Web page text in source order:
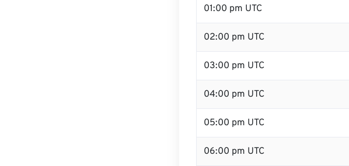
01:00 pm UTC
02:00 pm UTC
03:00 pm UTC
04:00 pm UTC
05:00 pm UTC
06:00 pm UTC